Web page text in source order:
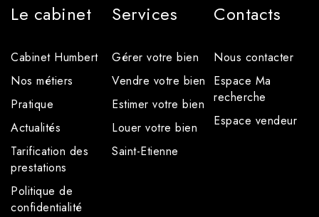
Le cabinet
Cabinet Humbert
Nos métiers
Pratique
Actualités
Tarification des
prestations
Politique de
confidentialité
Services
Gérer votre bien
Vendre votre bien
Estimer votre bien
Louer votre bien
Saint-Etienne
Contacts
Nous contacter
Espace Ma
recherche
Espace vendeur